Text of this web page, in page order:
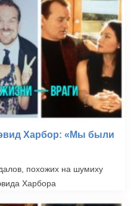
Харбор: «Мы были
похожих на шумиху
Харбора